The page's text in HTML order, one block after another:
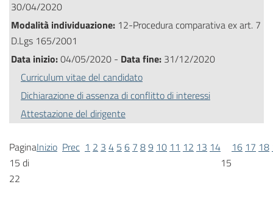
30/04/2020
Modalità individuazione: 12-Procedura comparativa ex art. 7
D.Lgs 165/2001
Data inizio:04/05/2020 - Data fine: 31/12/2020
Curriculum vitae del candidato
Dichiarazione di assenza di conflitto di interessi
Attestazione del dirigente
Pagina
15 di
22
Inizio Prec 1 2 3 4 5 6 7 89 10 11 12 13 14
15
16 17 18